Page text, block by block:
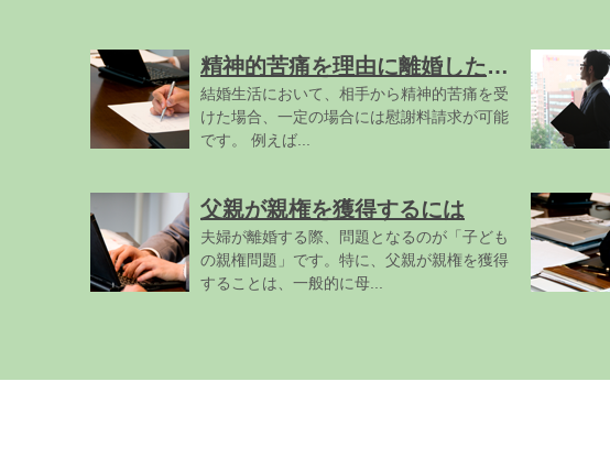
精神的苦痛を理由に離婚したい|慰謝料や証拠について詳しく解説
結婚生活において、相手から精神的苦痛を受
けた場合、一定の場合には慰謝料請求が可能
です。 例えば...
父親が親権を獲得するには
夫婦が離婚する際、問題となるのが「子ども
の親権問題」です。特に、父親が親権を獲得
することは、一般的に母...